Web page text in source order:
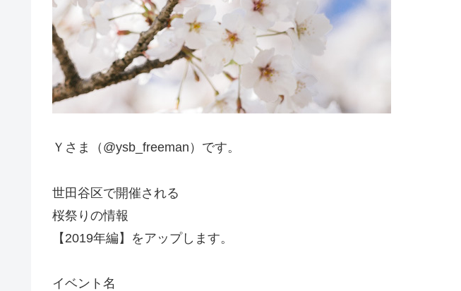
Ｙさま（@ysb_freeman）です。
世田谷区で開催される
桜祭りの情報
【2019年編】をアップします。
イベント名